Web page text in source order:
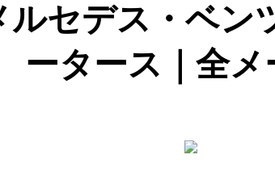
ルセデス・ベン
ータース｜全